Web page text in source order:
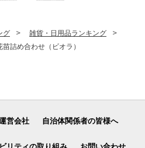
グ
雑貨・日用品ランキング
苗詰め合わせ（ビオラ）
営会社 自治体関係者の皆様へ